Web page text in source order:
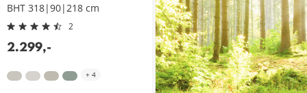
BHT 318|90|218 cm
2
2.299,-
+ 4